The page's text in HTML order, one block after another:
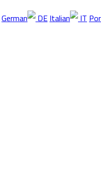
DE IT